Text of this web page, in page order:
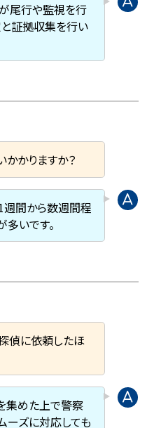
尾行や監視を行
と証拠収集を行い
かりますか？
週間から数週間程
いです。
偵に依頼したほ
集めた上で警察
ーズに対応しても